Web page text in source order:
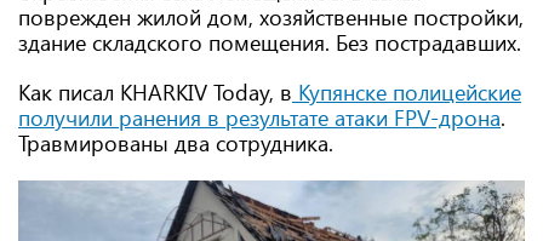
поврежден жилой дом, хозяйственные постройки,
здание складского помещения. Без пострадавших.
Как писал KHARKIV Today, в Купянске полицейские
получили ранения в результате атаки FPV-дрона.
Травмированы два сотрудника.